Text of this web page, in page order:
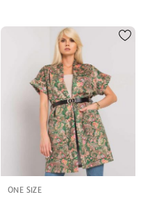
ONE SIZE